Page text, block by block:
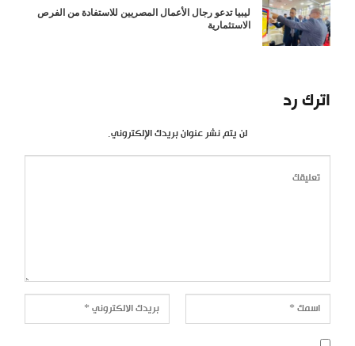
ليبيا تدعو رجال الأعمال المصريين للاستفادة من الفرص
الاستثمارية
اترك رد
لن يتم نشر عنوان بريدك الإلكتروني.